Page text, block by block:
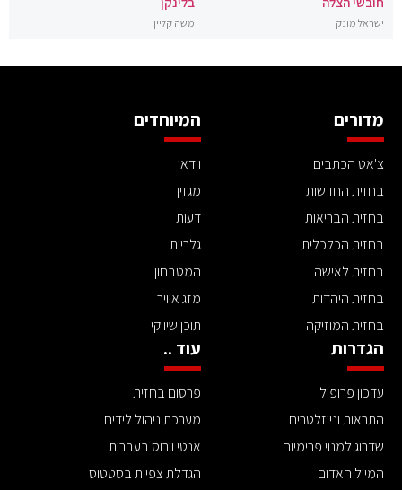
ישראל מונק משה קליין
מדורים
צ'אט הכתבים
בחזית החדשות
בחזית הבריאות
בחזית הכלכלית
בחזית לאישה
בחזית היהדות
בחזית המוזיקה
המיוחדים
וידאו
מגזין
דעות
גלריות
המטבחון
מזג אוויר
תוכן שיווקי
הגדרות
עדכון פרופיל
התראות וניוזלטרים
שדרוג למנוי פרימיום
המייל האדום
עוד ..
פרסום בחזית
מערכת ניהול לידים
אנטי וירוס בעברית
הגדלת צפיות בסטטוס